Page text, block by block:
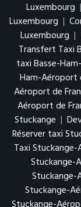
Luxembourg |
Luxembourg |
Luxembourg |
Transfert Taxi
taxi Basse-
Ham-Aéroport
Aéroport de
Aéroport de
Stuckange |
Réserver taxi
Taxi
Stuckange-
Stuckange-